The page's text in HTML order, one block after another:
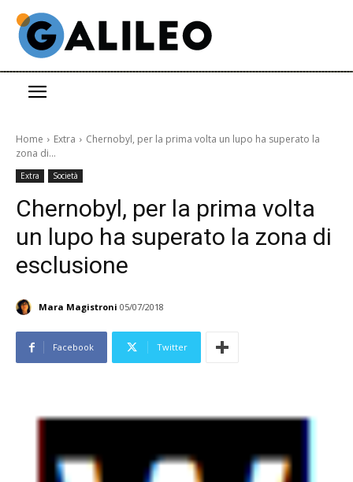
Home Extra
Chernobyl, per la prima volta un lupo ha superato la
zona di...
Extra Società
Chernobyl, per la prima volta
un lupo ha superato la zona di
esclusione
Mara Magistroni 05/07/2018
Facebook Twitter